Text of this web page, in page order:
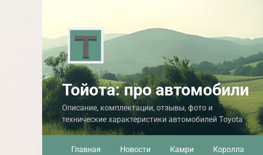
Тойота: про автомобили
Описание, комплектации, отзывы, фото и
технические характеристики автомобилей Toyota
Главная Новости Камри Королла